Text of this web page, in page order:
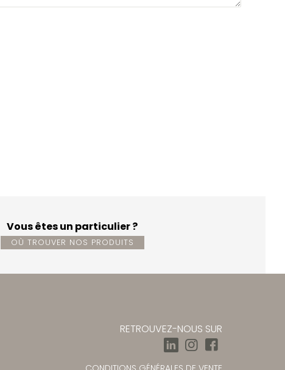
Vous êtes un particulier ?
OÙ TROUVER NOS PRODUITS
RETROUVEZ-NOUS SUR